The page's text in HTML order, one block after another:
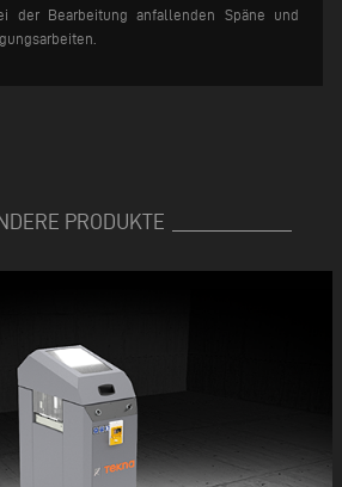
der Bearbeitung anfallenden Späne und
PRODUKTE